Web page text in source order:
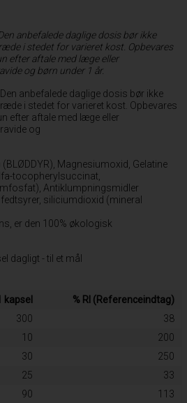
anbefalede daglige dosis bør ikke
i stedet for varieret kost. Opbevares
efter aftale med læge eller
og børn under 1 år.
anbefalede daglige dosis bør ikke
i stedet for varieret kost. Opbevares
efter aftale med læge eller
og
Magnesiumoxid, Gelatine
tocopherylsuccinat,
Antiklumpningsmidler
siliciumdioxid (mineral
er den 100% økologisk
dagligt - til et mål
kapsel
% RI (Referenceindtag)
300
38
10
200
30
250
25
33
90
113